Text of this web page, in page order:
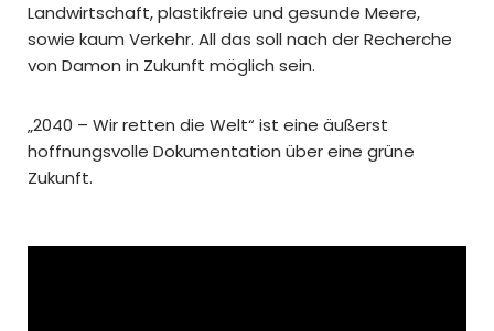
Landwirtschaft, plastikfreie und gesunde Meere,
sowie kaum Verkehr. All das soll nach der Recherche
von Damon in Zukunft möglich sein.
„2040 – Wir retten die Welt“ ist eine äußerst
hoffnungsvolle Dokumentation über eine grüne
Zukunft.